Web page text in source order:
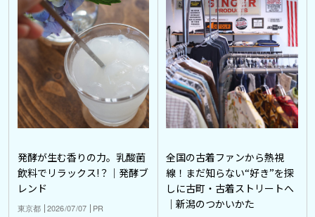
発酵が生む香りの力。乳酸菌
飲料でリラックス!？｜発酵ブ
レンド
東京都 2026/07/07 PR
全国の古着ファンから熱視
線！まだ知らない“好き”を探
しに古町・古着ストリートへ
｜新潟のつかいかた